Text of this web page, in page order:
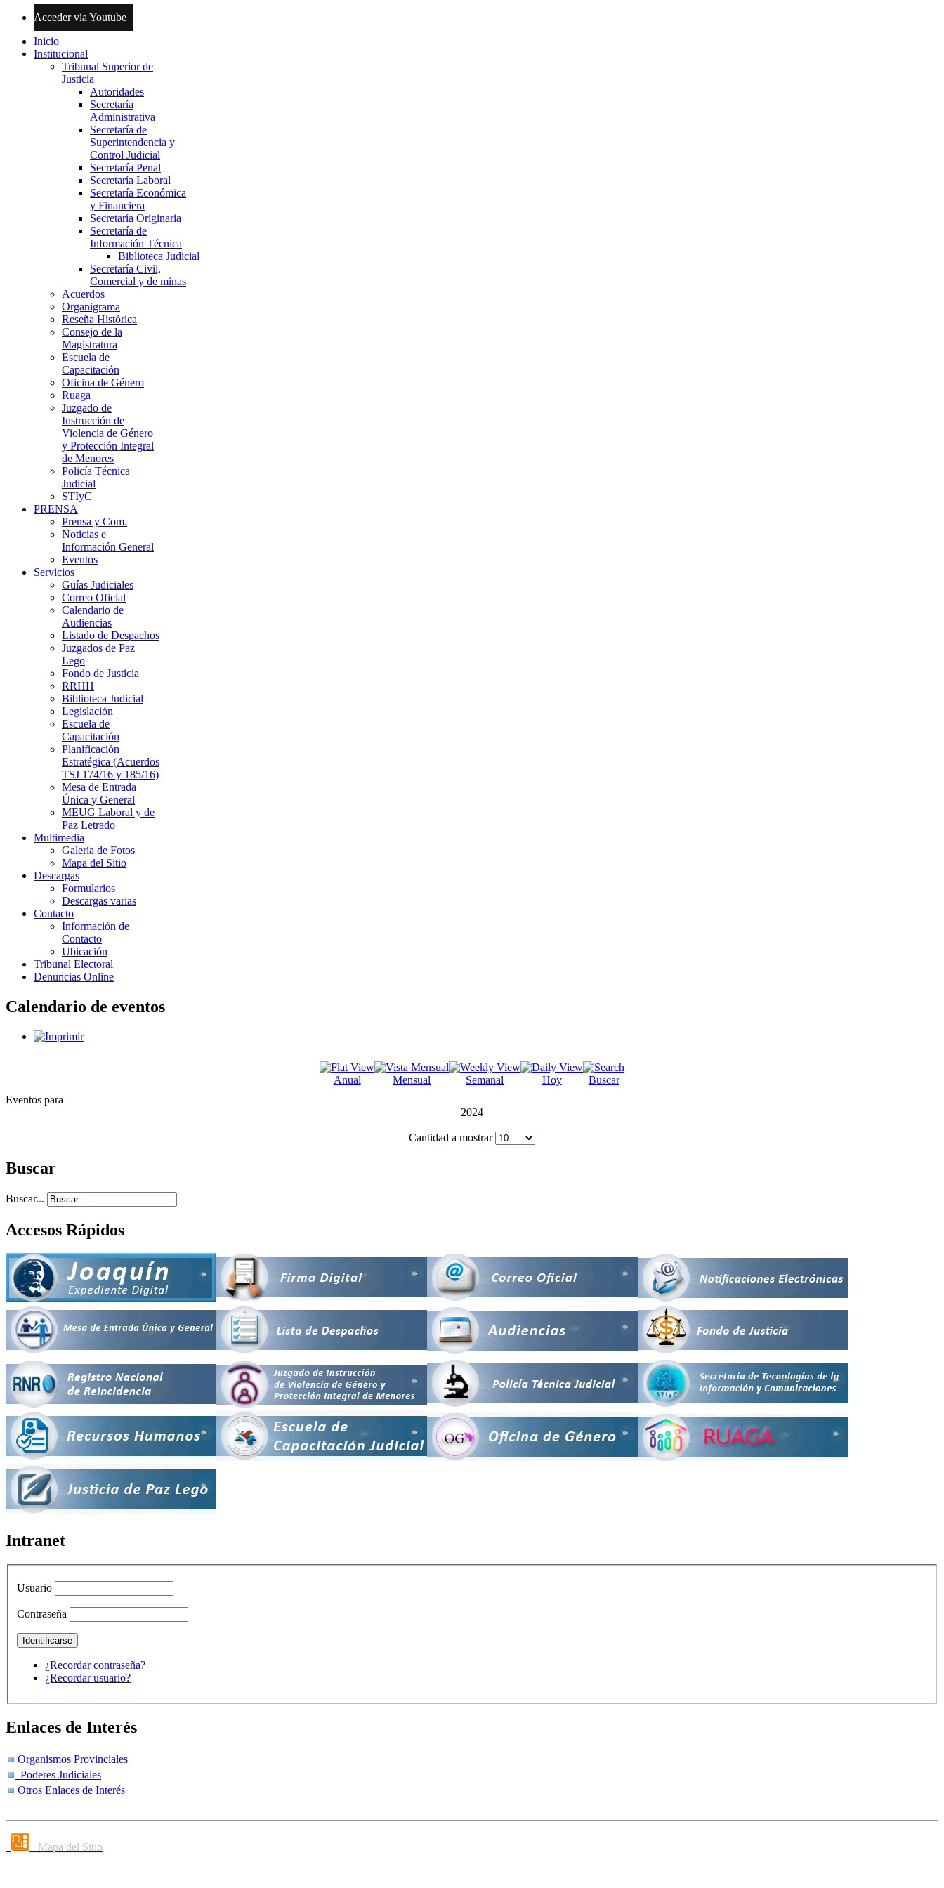
Acceder vía Youtube
Inicio
Institucional
Tribunal Superior de
Justicia
Autoridades
Secretaría
Administrativa
Secretaría de
Superintendencia y
Control Judicial
Secretaría Penal
Secretaría Laboral
Secretaría Económica
y Financiera
Secretaría Originaria
Secretaría de
Información Técnica
Biblioteca Judicial
Secretaría Civil,
Comercial y de minas
Acuerdos
Organigrama
Reseña Histórica
Consejo de la
Magistratura
Escuela de
Capacitación
Oficina de Género
Ruaga
Juzgado de
Instrucción de
Violencia de Género
y Protección Integral
de Menores
Policía Técnica
Judicial
STIyC
PRENSA
Prensa y Com.
Noticias e
Información General
Eventos
Servicios
Guías Judiciales
Correo Oficial
Calendario de
Audiencias
Listado de Despachos
Juzgados de Paz
Lego
Fondo de Justicia
RRHH
Biblioteca Judicial
Legislación
Escuela de
Capacitación
Planificación
Estratégica (Acuerdos
TSJ 174/16 y 185/16)
Mesa de Entrada
Única y General
MEUG Laboral y de
Paz Letrado
Multimedia
Galería de Fotos
Mapa del Sitio
Descargas
Formularios
Descargas varias
Contacto
Información de
Contacto
Ubicación
Tribunal Electoral
Denuncias Online
Calendario de eventos
Anual Mensual Semanal Hoy
Buscar
Eventos para
2024
Cantidad a mostrar
Buscar
Buscar...
Accesos Rápidos
Intranet
Usuario
Contraseña
¿Recordar contraseña?
¿Recordar usuario?
Enlaces de Interés
Organismos Provinciales
Poderes Judiciales
Otros Enlaces de Interés
Mapa del Sitio